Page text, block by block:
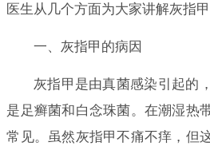
医生从几个方面为大家讲解灰指
一、灰指甲的病因
灰指甲是由真菌感染引起的
是足癣菌和白念珠菌。在潮湿热
常见。虽然灰指甲不痛不痒，但